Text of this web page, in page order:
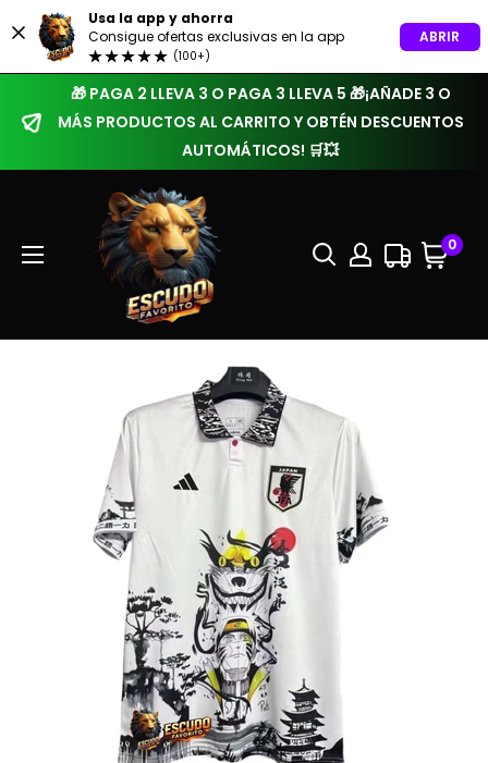
Usa la app y ahorra
Consigue ofertas exclusivas en la app
(100+)
ABRIR
🎁 PAGA 2 LLEVA 3 O PAGA 3 LLEVA 5 🎁¡AÑADE 3 O
MÁS PRODUCTOS AL CARRITO Y OBTÉN DESCUENTOS
AUTOMÁTICOS! 🛒💥
0